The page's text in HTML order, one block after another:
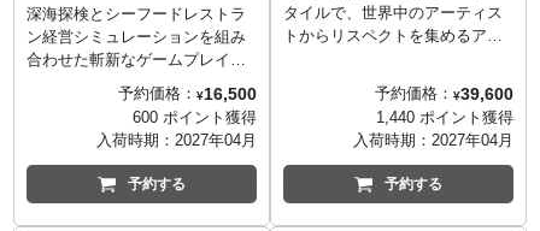
深海探検とシーフードレストラ
ン経営シミュレーションを組み
合わせた斬新なゲームプレイで
世界中のゲーマーを魅了した
MINTROCKETの代表タイトル
『DAVE THE DIVER』が、アシ
ュレイ・ウッド率いるクリエイ
ティブ・デザインチーム「アン
ダーバース」が手がけるレーベ
予約価格： ¥16,500
600 ポイント獲得
入荷時期： 2027年04月
予約する
タイルで、世界中のアーティス
トからリスペクトを集めるアシ
ティブ・デザインチーム「アン
ダーバース」。その「アンダー
バース」が手がけるレーベル
「ビューティフル・ケミストリ
ー」から、中国の有名ゲームメ
ーカー「XD」でシニアコンセプ
予約価格： ¥39,600
1,440 ポイント獲得
入荷時期： 2027年04月
予約する